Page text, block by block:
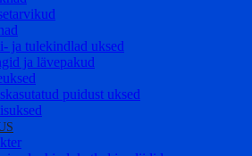
ja tulekindlad uksed
ja lävepakud
puidust uksed